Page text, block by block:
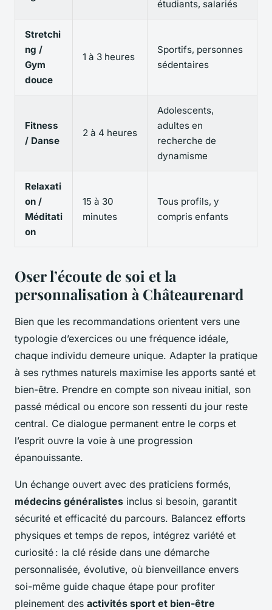
étudiants, salariés
Stretchi
ng /
Gym
douce
1 à 3 heures
Sportifs, personnes
sédentaires
Fitness
/ Danse
2 à 4 heures
Adolescents,
adultes en
recherche de
dynamisme
Relaxati
on /
Méditati
on
15 à 30
minutes
Tous profils, y
compris enfants
Oser l’écoute de soi et la
personnalisation à Châteaurenard
Bien que les recommandations orientent vers une
typologie d’exercices ou une fréquence idéale,
chaque individu demeure unique. Adapter la pratique
à ses rythmes naturels maximise les apports santé et
bien-être. Prendre en compte son niveau initial, son
passé médical ou encore son ressenti du jour reste
central. Ce dialogue permanent entre le corps et
l’esprit ouvre la voie à une progression
épanouissante.
Un échange ouvert avec des praticiens formés,
médecins généralistes inclus si besoin, garantit
sécurité et efficacité du parcours. Balancez efforts
physiques et temps de repos, intégrez variété et
curiosité : la clé réside dans une démarche
personnalisée, évolutive, où bienveillance envers
soi-même guide chaque étape pour profiter
pleinement des activités sport et bien-être